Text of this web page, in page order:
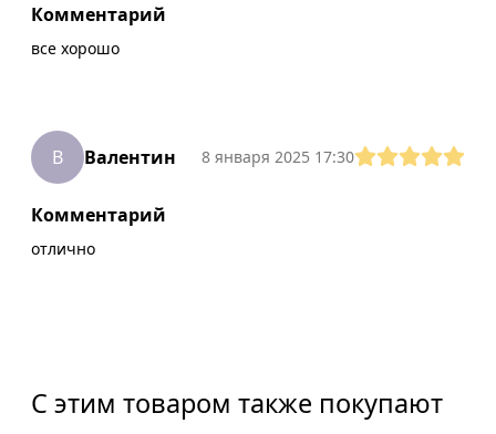
Комментарий
все хорошо
В Валентин 8 января 2025 17:30
Комментарий
отлично
С этим товаром также покупают